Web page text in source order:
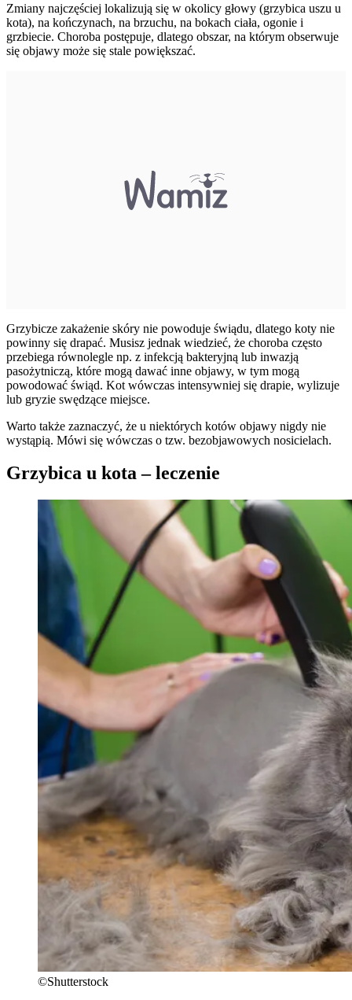
Zmiany najczęściej lokalizują się w okolicy głowy (grzybica uszu u
kota), na kończynach, na brzuchu, na bokach ciała, ogonie i
grzbiecie. Choroba postępuje, dlatego obszar, na którym obserwuje
się objawy może się stale powiększać.
Grzybicze zakażenie skóry nie powoduje świądu, dlatego koty nie
powinny się drapać. Musisz jednak wiedzieć, że choroba często
przebiega równolegle np. z infekcją bakteryjną lub inwazją
pasożytniczą, które mogą dawać inne objawy, w tym mogą
powodować świąd. Kot wówczas intensywniej się drapie, wylizuje
lub gryzie swędzące miejsce.
Warto także zaznaczyć, że u niektórych kotów objawy nigdy nie
wystąpią. Mówi się wówczas o tzw. bezobjawowych nosicielach.
Grzybica u kota – leczenie
©Shutterstock